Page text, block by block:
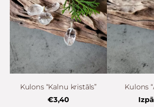
Kulons “Kalnu kristāls”
€3,40
Kulons